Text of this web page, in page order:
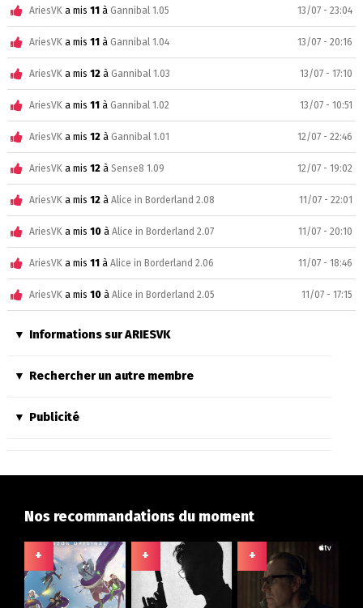
AriesVKa mis 11 à Gannibal 1.05 13/07 - 23:04
AriesVKa mis 11 à Gannibal 1.04 13/07 - 20:16
AriesVKa mis 12à Gannibal 1.03 13/07 - 17:10
AriesVKa mis 11 à Gannibal 1.02 13/07 - 10:51
AriesVKa mis 12à Gannibal 1.01 12/07 - 22:46
AriesVKa mis 12à Sense8 1.09 12/07 - 19:02
AriesVKa mis 12à Alice in Borderland 2.08 11/07 - 22:01
AriesVKa mis 10à Alice in Borderland 2.07 11/07 - 20:10
AriesVKa mis 11 à Alice in Borderland 2.06 11/07 - 18:46
AriesVKa mis 10à Alice in Borderland 2.05 11/07 - 17:15
Informations sur ARIESVK
Rechercher un autre membre
Publicité
Nos recommandations du moment
+ + +